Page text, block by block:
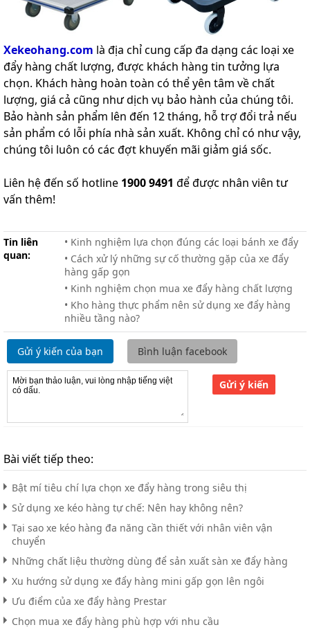
Xekeohang.com là địa chỉ cung cấp đa dạng các loại xe
đẩy hàng chất lượng, được khách hàng tin tưởng lựa
chọn. Khách hàng hoàn toàn có thể yên tâm về chất
lượng, giá cả cũng như dịch vụ bảo hành của chúng tôi.
Bảo hành sản phẩm lên đến 12 tháng, hỗ trợ đổi trả nếu
sản phẩm có lỗi phía nhà sản xuất. Không chỉ có như vậy,
chúng tôi luôn có các đợt khuyến mãi giảm giá sốc.
Liên hệ đến số hotline 1900 9491 để được nhân viên tư
vấn thêm!
Tin liên
quan:
• Kinh nghiệm lựa chọn đúng các loại bánh xe đẩy
• Cách xử lý những sự cố thường gặp của xe đẩy
hàng gấp gọn
• Kinh nghiệm chọn mua xe đẩy hàng chất lượng
• Kho hàng thực phẩm nên sử dụng xe đẩy hàng
nhiều tầng nào?
Gửi ý kiến của bạn Bình luận facebook
Gửi ý kiến
Bài viết tiếp theo:
Bật mí tiêu chí lựa chọn xe đẩy hàng trong siêu thị
Sử dụng xe kéo hàng tự chế: Nên hay không nên?
Tại sao xe kéo hàng đa năng cần thiết với nhân viên vận
chuyển
Những chất liệu thường dùng để sản xuất sàn xe đẩy hàng
Xu hướng sử dụng xe đẩy hàng mini gấp gọn lên ngôi
Ưu điểm của xe đẩy hàng Prestar
Chọn mua xe đẩy hàng phù hợp với nhu cầu